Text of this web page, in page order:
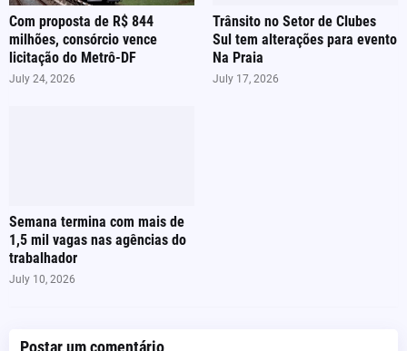
Com proposta de R$ 844
milhões, consórcio vence
licitação do Metrô-DF
July 24, 2026
Trânsito no Setor de Clubes
Sul tem alterações para evento
Na Praia
July 17, 2026
Semana termina com mais de
1,5 mil vagas nas agências do
trabalhador
July 10, 2026
Postar um comentário